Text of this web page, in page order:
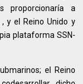
proporcionaría a
y el Reino Unido y
plataforma SSN-
el Reino